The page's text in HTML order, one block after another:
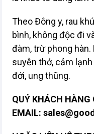
Theo Đông y, rau
bình, không độc đi
đàm, trừ phong
suyễn thở, cảm
đới, ung thũng.
QUÝ KHÁCH HÀNG
EMAIL: